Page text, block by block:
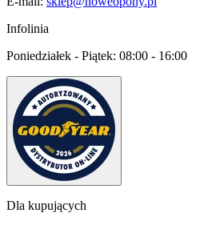
Infolinia
Poniedziałek - Piątek: 08:00 - 16:00
Dla kupujących